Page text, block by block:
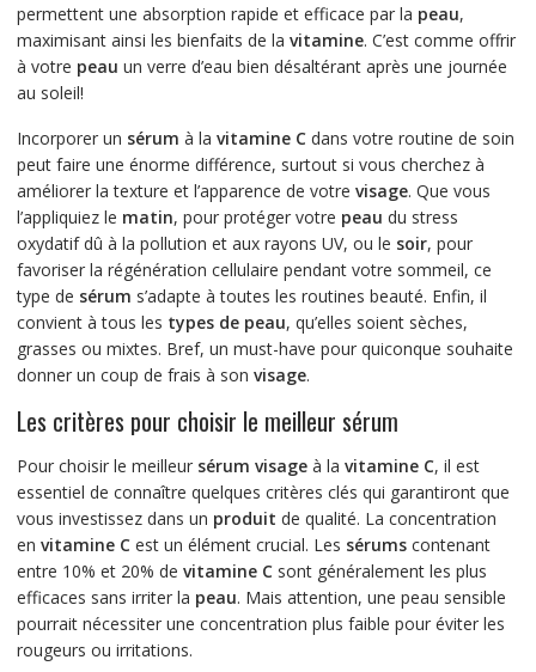
permettent une absorption rapide et efficace par la peau,
maximisant ainsi les bienfaits de la vitamine. C’est comme offrir
à votre peau un verre d’eau bien désaltérant après une journée
au soleil!
Incorporer un sérum à la vitamine Cdans votre routine de soin
peut faire une énorme différence, surtout si vous cherchez à
améliorer la texture et l’apparence de votre visage. Que vous
l’appliquiez le matin, pour protéger votre peau du stress
oxydatif dû à la pollution et aux rayons UV, ou le soir, pour
favoriser la régénération cellulaire pendant votre sommeil, ce
type de sérum s’adapte à toutes les routines beauté. Enfin, il
convient à tous les types de peau, qu’elles soient sèches,
grasses ou mixtes. Bref, un must-have pour quiconque souhaite
donner un coup de frais à son visage.
Les critères pour choisir le meilleur sérum
Pour choisir le meilleur sérum visageà la vitamine C, il est
essentiel de connaître quelques critères clés qui garantiront que
vous investissez dans un produit de qualité. La concentration
en vitamine Cest un élément crucial. Les sérumscontenant
entre 10% et 20% de vitamine Csont généralement les plus
efficaces sans irriter la peau. Mais attention, une peau sensible
pourrait nécessiter une concentration plus faible pour éviter les
rougeurs ou irritations.